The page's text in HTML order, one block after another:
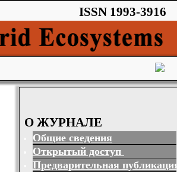
ISSN 1993-3916
О ЖУРНАЛЕ
Общие сведения
Открытый доступ
Предварительная публикация